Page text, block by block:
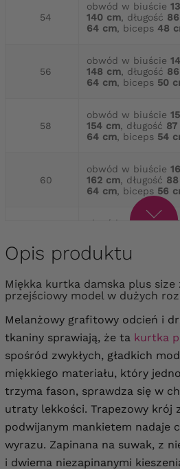
54
obwód w biuście
140 cm, długość
64 cm, biceps 48
56
obwód w biuście
148 cm, długość
64 cm, biceps 50
58
obwód w biuście
154 cm, długość
64 cm, biceps 54
60
obwód w biuście
162 cm, długość
64 cm, biceps 56
obwód w biuście
64 cm, biceps
Opis produktu
Miękka kurtka damska plus size z kapturem —
przejściowy model w dużych
Melanżowy grafitowy odcień i
tkaniny sprawiają, że ta kurtka
spośród zwykłych, gładkich
miękkiego materiału, który
trzyma fason, sprawdza się w
utraty lekkości. Trapezowy krój
podwijanym mankietem nadaje
wyrazu. Zapinana na suwak, z
i dwiema niezapinanymi